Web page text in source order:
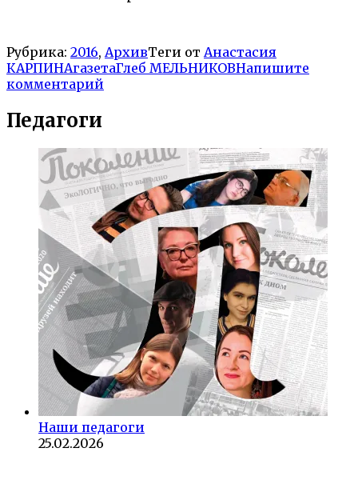
Рубрика: 2016, АрхивТеги от Анастасия
КАРПИНАгазетаГлеб МЕЛЬНИКОВНапишите
комментарий
Педагоги
Наши педагоги
25.02.2026